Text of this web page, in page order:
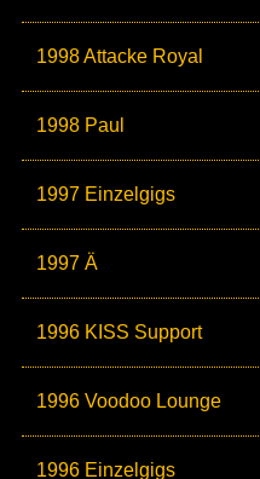
1998 Attacke Royal
1998 Paul
1997 Einzelgigs
1997 Ä
1996 KISS Support
1996 Voodoo Lounge
1996 Einzelgigs